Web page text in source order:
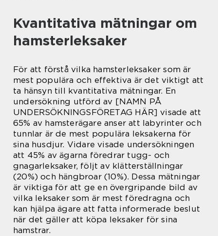
Kvantitativa mätningar om
hamsterleksaker
För att förstå vilka hamsterleksaker som är
mest populära och effektiva är det viktigt att
ta hänsyn till kvantitativa mätningar. En
undersökning utförd av [NAMN PÅ
UNDERSÖKNINGSFÖRETAG HÄR] visade att
65% av hamsterägare anser att labyrinter och
tunnlar är de mest populära leksakerna för
sina husdjur. Vidare visade undersökningen
att 45% av ägarna föredrar tugg- och
gnagarleksaker, följt av klätterställningar
(20%) och hängbroar (10%). Dessa mätningar
är viktiga för att ge en övergripande bild av
vilka leksaker som är mest föredragna och
kan hjälpa ägare att fatta informerade beslut
när det gäller att köpa leksaker för sina
hamstrar.